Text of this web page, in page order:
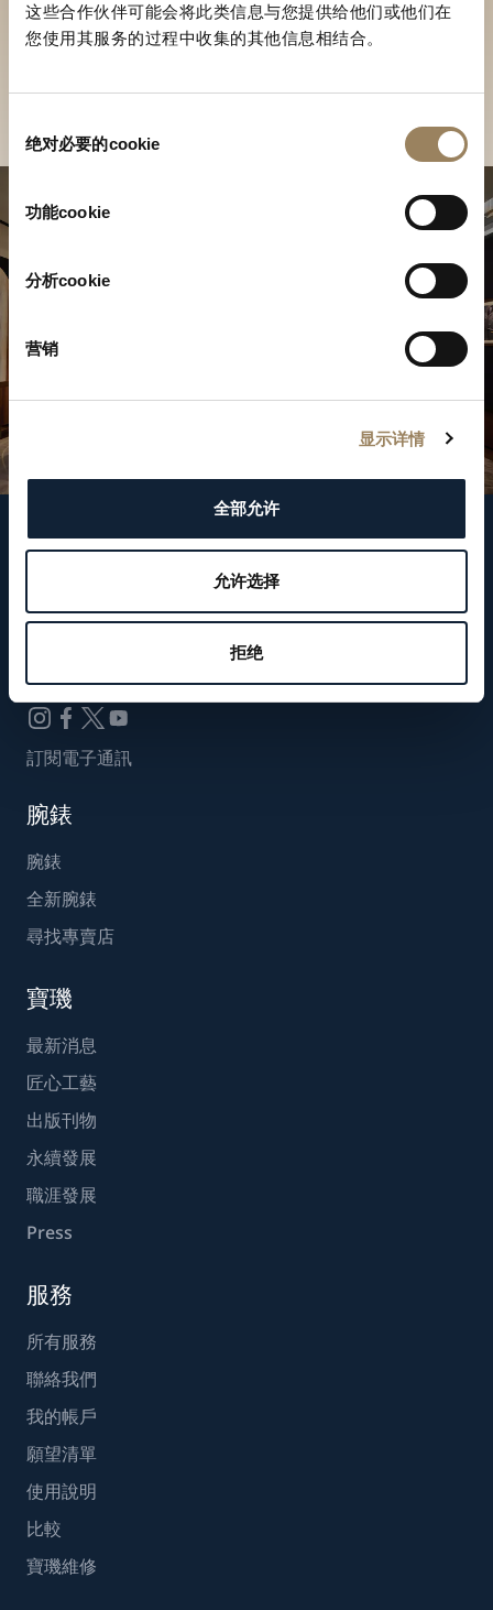
这些合作伙伴可能会将此类信息与您提供给他们或他们在
您使用其服务的过程中收集的其他信息相结合。
绝对必要的cookie
功能cookie
分析cookie
营销
显示详情
全部允许
允许选择
拒绝
於專賣店探索品牌系列作品
尋找專賣店
關注我們
WeChat ID
Breguet_China
訂閱電子通訊
腕錶
腕錶
全新腕錶
尋找專賣店
寶璣
最新消息
匠心工藝
出版刊物
永續發展
職涯發展
Press
服務
所有服務
聯絡我們
我的帳戶
願望清單
使用說明
比較
寶璣維修